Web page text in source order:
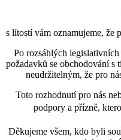
s lítostí vám oznamujeme, že
Po rozsáhlých
požadavků se obchodování s
neudržitelným, že pro
Toto rozhodnutí pro nás
podpory a přízně,
Děkujeme všem, kdo byli